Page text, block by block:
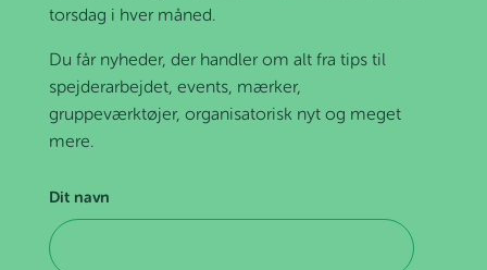
torsdag i hver måned.
Du får nyheder, der handler om alt fra tips til
spejderarbejdet, events, mærker,
gruppeværktøjer, organisatorisk nyt og meget
mere.
Dit navn